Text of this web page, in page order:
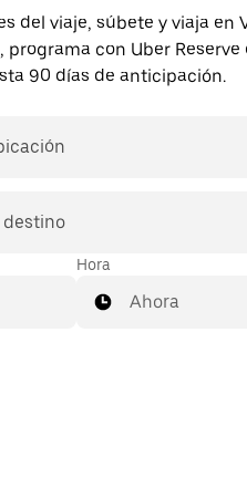
del viaje, súbete y viaja en
programa con Uber
90 días de anticipación.
destino
Hora
Ahora